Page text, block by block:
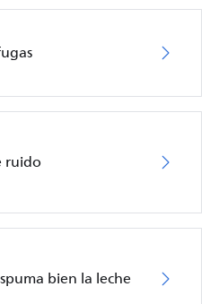
ruido
bien la leche